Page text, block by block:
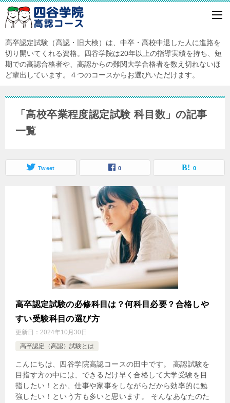
高卒認定試験（高認・旧大検）は、中卒・高校中退した人に進路を
切り開いてくれる資格。四谷学院は20年以上の指導実績を持ち、短
期での高認合格者や、高認からの難関大学合格者を数え切れないほ
ど輩出しています。４つのコースからお選びいただけます。
「高校卒業程度認定試験 科目数」の記事
一覧
Tweet 0 0
高卒認定試験の必修科目は？何科目必要？合格しや
すい受験科目の選び方
更新日： 2024年10月30日
高卒認定（高認）試験とは
こんにちは、四谷学院高認コースの田中です。 高認試験を
目指す方の中には、できるだけ早く合格して大学受験を目
指したい！とか、仕事や家事をしながらだから効率的に勉
強したい！という方も多いと思います。 そんなあなたのた